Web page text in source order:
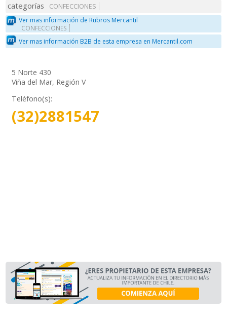
categorías
CONFECCIONES
Ver mas información de Rubros Mercantil
CONFECCIONES
Ver mas información B2B de esta empresa en Mercantil.com
5 Norte 430
Viña del Mar, Región V
Teléfono(s):
(32)2881547